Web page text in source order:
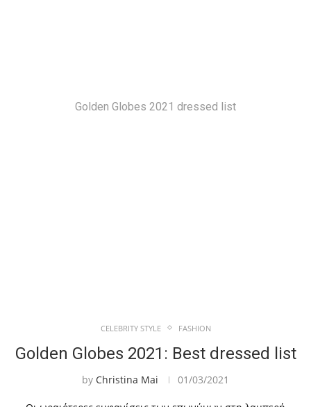
Golden Globes 2021 dressed list
CELEBRITY STYLE FASHION
Golden Globes 2021: Best dressed list
by Christina Mai 01/03/2021